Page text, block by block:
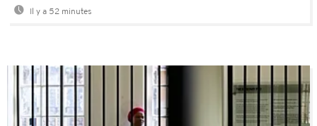
Il y a 52 minutes